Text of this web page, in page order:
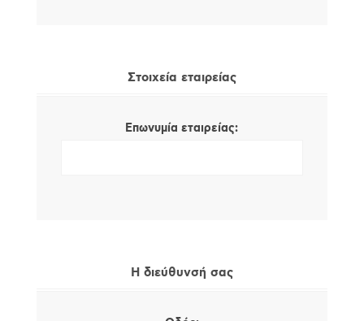
Στοιχεία εταιρείας
Επωνυμία εταιρείας:
Η διεύθυνσή σας